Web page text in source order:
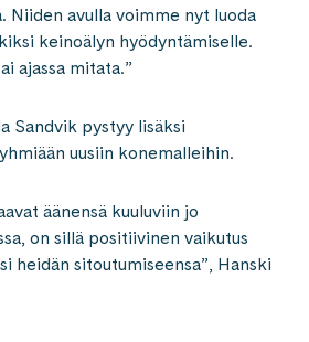
Niiden avulla voimme nyt luoda
keinoälyn hyödyntämiselle.
ajassa mitata.”
Sandvik pystyy lisäksi
uusiin konemalleihin.
äänensä kuuluviin jo
on sillä positiivinen vaikutus
heidän sitoutumiseensa”, Hanski